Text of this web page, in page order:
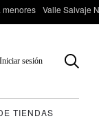
menores Valle Salvaje
sesión
TIENDAS